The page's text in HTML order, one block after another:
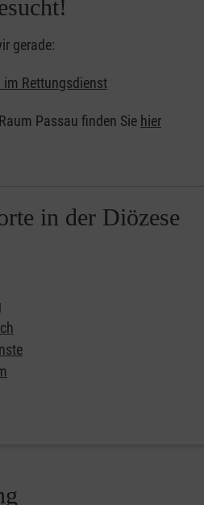
gerade:
Rettungsdienst
Passau finden Sie hier
in der Diözese